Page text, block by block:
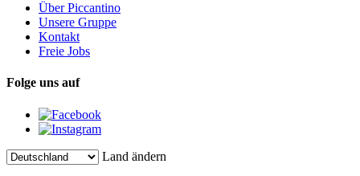
Über Piccantino
Unsere Gruppe
Kontakt
Freie Jobs
Folge uns auf
Land ändern